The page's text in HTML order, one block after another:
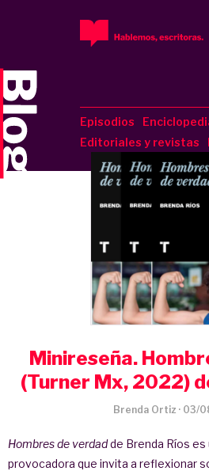
Episodios
Editoriales y revistas
Minireseña.
(Turner Mx, 2022)
Brenda Ortiz· 03/
Hombres de verdadde Brenda Ríos es
provocadora que invita a reflexionar